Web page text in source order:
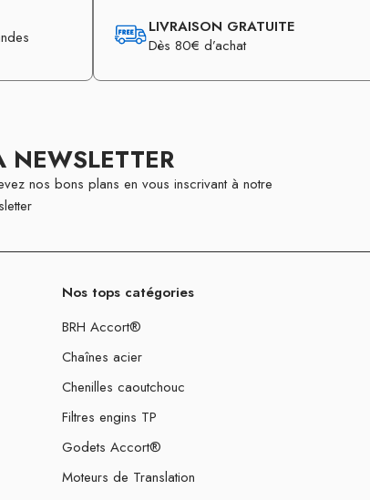
LIVRAISON GRATUITE
Dès 80€ d’achat
NEWSLETTER
nos bons plans en vous inscrivant à notre
Nos tops catégories
BRH Accort®
Chaînes acier
Chenilles caoutchouc
Filtres engins TP
Godets Accort®
Moteurs de Translation